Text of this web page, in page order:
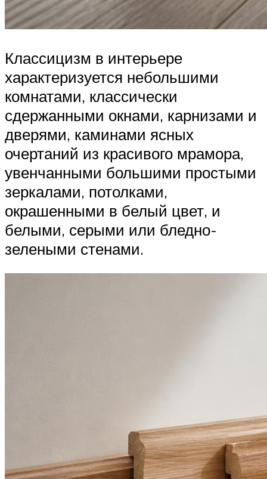
Классицизм в интерьере
характеризуется небольшими
комнатами, классически
сдержанными окнами, карнизами и
дверями, каминами ясных
очертаний из красивого мрамора,
увенчанными большими простыми
зеркалами, потолками,
окрашенными в белый цвет, и
белыми, серыми или бледно-
зелеными стенами.